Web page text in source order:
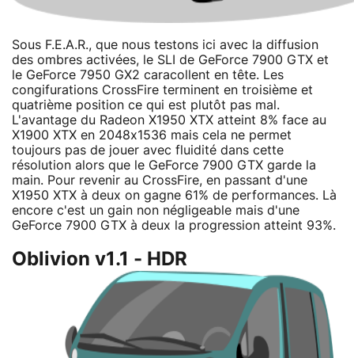
Sous F.E.A.R., que nous testons ici avec la diffusion
des ombres activées, le SLI de GeForce 7900 GTX et
le GeForce 7950 GX2 caracollent en tête. Les
congifurations CrossFire terminent en troisième et
quatrième position ce qui est plutôt pas mal.
L'avantage du Radeon X1950 XTX atteint 8% face au
X1900 XTX en 2048x1536 mais cela ne permet
toujours pas de jouer avec fluidité dans cette
résolution alors que le GeForce 7900 GTX garde la
main. Pour revenir au CrossFire, en passant d'une
X1950 XTX à deux on gagne 61% de performances. Là
encore c'est un gain non négligeable mais d'une
GeForce 7900 GTX à deux la progression atteint 93%.
Oblivion v1.1 - HDR